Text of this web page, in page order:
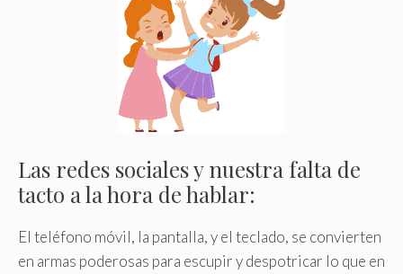
Las redes sociales y nuestra falta de
tacto a la hora de hablar:
El teléfono móvil, la pantalla, y el teclado, se convierten
en armas poderosas para escupir y despotricar lo que en